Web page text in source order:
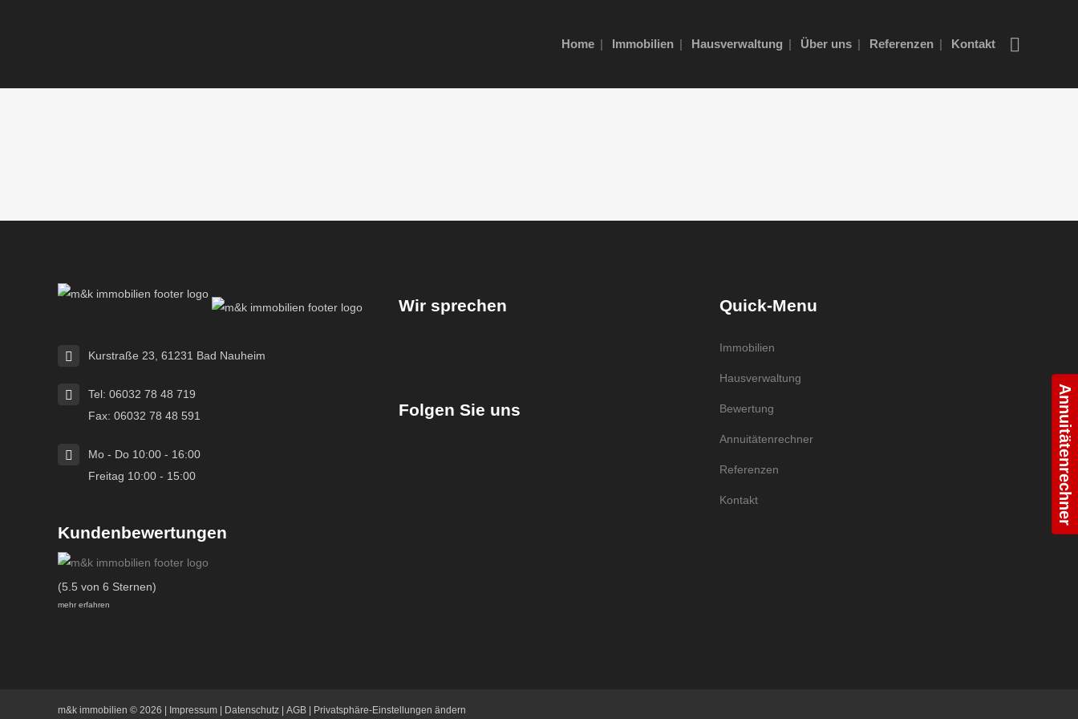
Home Immobilien Hausverwaltung Über uns Referenzen Kontakt
Kurstraße 23, 61231 Bad Nauheim
Tel: 06032 78 48 719
Fax: 06032 78 48 591
Mo - Do 10:00 - 16:00
Freitag 10:00 - 15:00
Kundenbewertungen
(5.5 von 6 Sternen)
mehr erfahren
Wir sprechen
Folgen Sie uns
Quick-Menu
Immobilien
Hausverwaltung
Bewertung
Annuitätenrechner
Referenzen
Kontakt
m&k immobilien © 2026 | Impressum Datenschutz AGB Privatsphäre-Einstellungen ändern
Annuitätenrechner